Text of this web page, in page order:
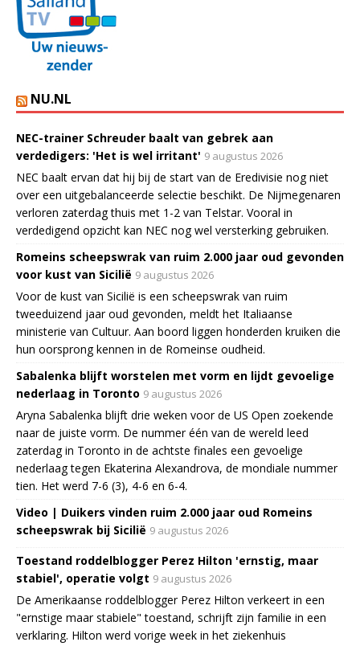
NU.NL
NEC-trainer Schreuder baalt van gebrek aan
verdedigers: 'Het is wel irritant' 9 augustus 2026
NEC baalt ervan dat hij bij de start van de Eredivisie nog niet
over een uitgebalanceerde selectie beschikt. De Nijmegenaren
verloren zaterdag thuis met 1-2 van Telstar. Vooral in
verdedigend opzicht kan NEC nog wel versterking gebruiken.
Romeins scheepswrak van ruim 2.000 jaar oud gevonden
voor kust van Sicilië 9 augustus 2026
Voor de kust van Sicilië is een scheepswrak van ruim
tweeduizend jaar oud gevonden, meldt het Italiaanse
ministerie van Cultuur. Aan boord liggen honderden kruiken die
hun oorsprong kennen in de Romeinse oudheid.
Sabalenka blijft worstelen met vorm en lijdt gevoelige
nederlaag in Toronto 9 augustus 2026
Aryna Sabalenka blijft drie weken voor de US Open zoekende
naar de juiste vorm. De nummer één van de wereld leed
zaterdag in Toronto in de achtste finales een gevoelige
nederlaag tegen Ekaterina Alexandrova, de mondiale nummer
tien. Het werd 7-6 (3), 4-6 en 6-4.
Video | Duikers vinden ruim 2.000 jaar oud Romeins
scheepswrak bij Sicilië 9 augustus 2026
Toestand roddelblogger Perez Hilton 'ernstig, maar
stabiel', operatie volgt 9 augustus 2026
De Amerikaanse roddelblogger Perez Hilton verkeert in een
"ernstige maar stabiele" toestand, schrijft zijn familie in een
verklaring. Hilton werd vorige week in het ziekenhuis